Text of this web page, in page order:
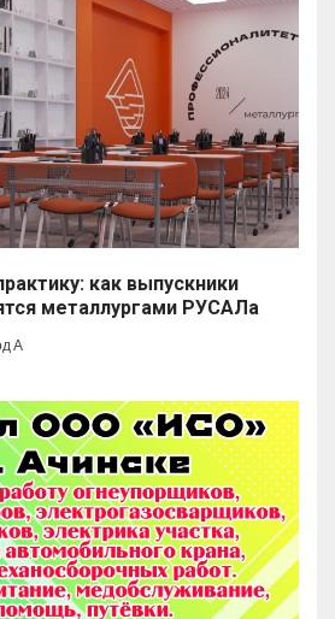
как выпускники
металлургами РУСАЛа
А